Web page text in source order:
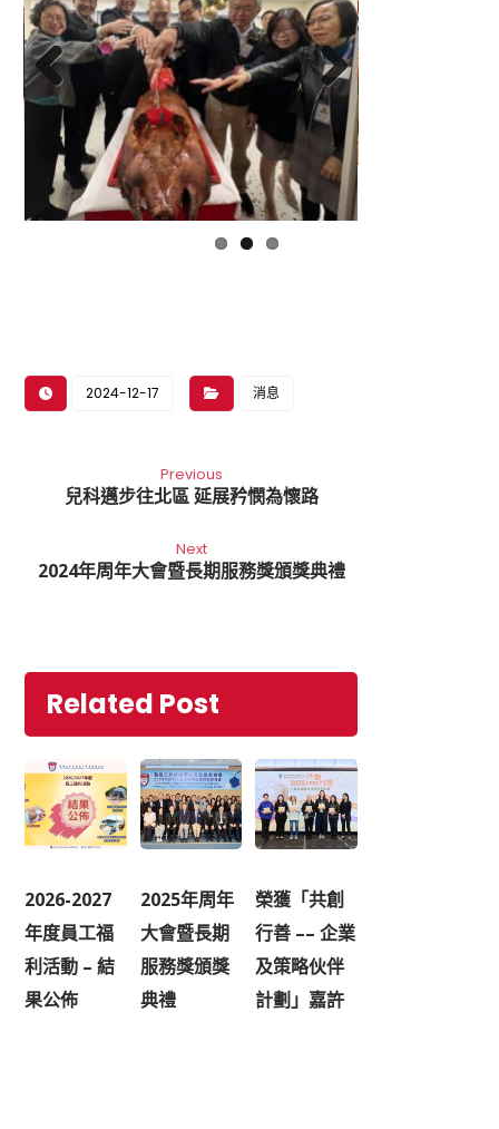
Pre
viou
Nex
t
2024-12-17 消息
Previous
兒科邁步往北區 延展矜憫為懷路
Next
2024年周年大會暨長期服務獎頒獎典禮
Related Post
2026-2027
年度員工福
利活動 – 結
果公佈
2025年周年
大會暨長期
服務獎頒獎
典禮
榮獲「共創
行善 –– 企業
及策略伙伴
計劃」嘉許